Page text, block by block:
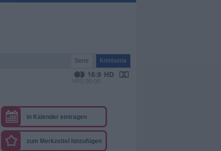
Serie Krimiserie
VPS 00:00
in Kalender eintragen
zum Merkzettel hinzufügen